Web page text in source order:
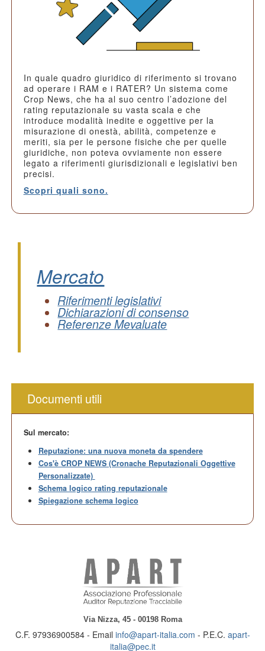
In quale quadro giuridico di riferimento si trovano
ad operare i RAM e i RATER? Un sistema come
Crop News, che ha al suo centro l’adozione del
rating reputazionale su vasta scala e che
introduce modalità inedite e oggettive per la
misurazione di onestà, abilità, competenze e
meriti, sia per le persone fisiche che per quelle
giuridiche, non poteva ovviamente non essere
legato a riferimenti giurisdizionali e legislativi ben
precisi.
Scopri quali sono.
Mercato
Riferimenti legislativi
Dichiarazioni di consenso
Referenze Mevaluate
Documenti utili
Sul mercato:
Reputazione: una nuova moneta da spendere
Cos'è CROP NEWS (Cronache Reputazionali Oggettive
Personalizzate)
Schema logico rating reputazionale
Spiegazione schema logico
Via Nizza, 45 - 00198 Roma
C.F. 97936900584 - Email info@apart-italia.com - P.E.C. apart-
italia@pec.it